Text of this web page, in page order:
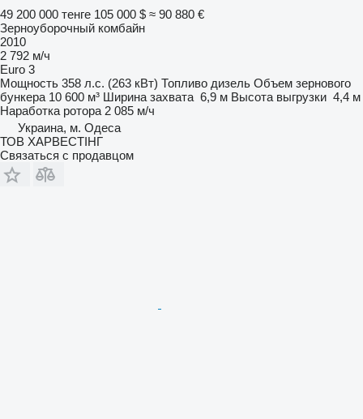
49 200 000 тенге 105 000 $ ≈ 90 880 €
Зерноуборочный комбайн
2010
2 792 м/ч
Euro 3
Мощность 358 л.с. (263 кВт) Топливо дизель Объем зернового
бункера 10 600 м³ Ширина захвата 6,9 м Высота выгрузки 4,4 м
Наработка ротора 2 085 м/ч
Украина, м. Одеса
ТОВ ХАРВЕСТІНГ
Связаться с продавцом